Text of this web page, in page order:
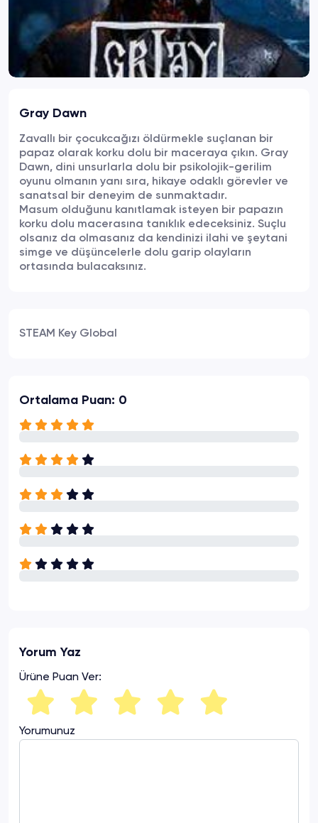
Gray Dawn
Zavallı bir çocukcağızı öldürmekle suçlanan bir
papaz olarak korku dolu bir maceraya çıkın. Gray
Dawn, dini unsurlarla dolu bir psikolojik-gerilim
oyunu olmanın yanı sıra, hikaye odaklı görevler ve
sanatsal bir deneyim de sunmaktadır.
Masum olduğunu kanıtlamak isteyen bir papazın
korku dolu macerasına tanıklık edeceksiniz. Suçlu
olsanız da olmasanız da kendinizi ilahi ve şeytani
simge ve düşüncelerle dolu garip olayların
ortasında bulacaksınız.
STEAM Key Global
Ortalama Puan: 0
Yorum Yaz
Ürüne Puan Ver:
Yorumunuz